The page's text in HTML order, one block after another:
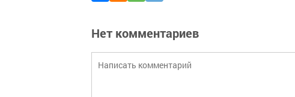
Нет комментариев